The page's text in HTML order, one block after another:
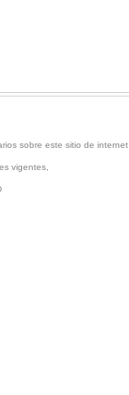
sobre este sitio de internet
vigentes,